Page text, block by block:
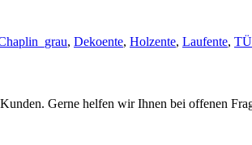
, Dekoente, Holzente, Laufente,
Gerne helfen wir Ihnen bei offenen